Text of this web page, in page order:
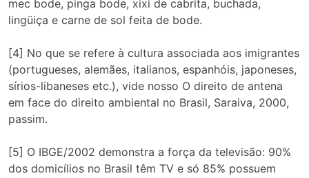
mec bode, pinga bode, xixi de cabrita, buchada,
lingüiça e carne de sol feita de bode.
[4] No que se refere à cultura associada aos imigrantes
(portugueses, alemães, italianos, espanhóis, japoneses,
sírios-libaneses etc.), vide nosso O direito de antena
em face do direito ambiental no Brasil, Saraiva, 2000,
passim.
[5] O IBGE/2002 demonstra a força da televisão: 90%
dos domicílios no Brasil têm TV e só 85% possuem